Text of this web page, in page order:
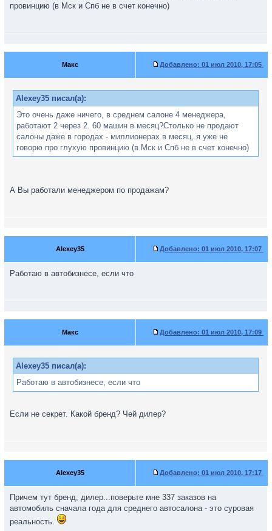
провинцию (в Мск и Спб не в счет конечно)
Макс Добавлено: 01 июл 2010, 17:05
Alexey35 писал(а):
Это очень даже ничего, в среднем салоне 4 менеджера,
работают 2 через 2. 60 машин в месяц?Столько не продают
салоны даже в городах - миллионерах в месяц, я уже не
говорю про глухую провинцию (в Мск и Спб не в счет конечно)
А Вы работали менеджером по продажам?
Alexey35 Добавлено: 01 июл 2010, 17:07
Работаю в автобизнесе, если что
Макс Добавлено: 01 июл 2010, 17:09
Alexey35 писал(а):
Работаю в автобизнесе, если что
Если не секрет. Какой бренд? Чей дилер?
Alexey35 Добавлено: 01 июл 2010, 17:17
Причем тут бренд, дилер...поверьте мне 337 заказов на
автомобиль сначала года для среднего автосалона - это суровая
реальность.